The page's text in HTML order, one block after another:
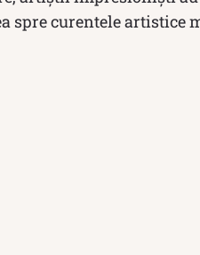
spre curentele artistice